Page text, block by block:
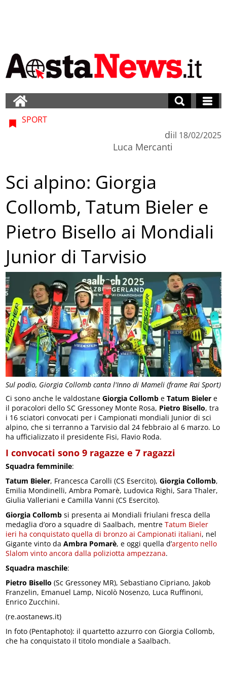
Sul podio, Giorgia Collomb canta l'Inno di Mameli (frame Rai Sport)
SPORT
di
Luca Mercanti
il 18/02/2025
Sci alpino: Giorgia
Collomb, Tatum Bieler e
Pietro Bisello ai Mondiali
Junior di Tarvisio
Ci sono anche le valdostaneGiorgia Collomb eTatum Bieler e
il poracolori dello SC Gressoney Monte Rosa, Pietro Bisello, tra
i 16 sciatori convocati per i Campionati mondiali Junior di sci
alpino, che si terranno a Tarvisio dal 24 febbraio al 6 marzo. Lo
ha ufficializzato il presidente Fisi, Flavio Roda.
I convocati sono 9 ragazze e 7 ragazzi
Squadra femminile:
Tatum Bieler, Francesca Carolli (CS Esercito),Giorgia Collomb,
Emilia Mondinelli, Ambra Pomarè, Ludovica Righi, Sara Thaler,
Giulia Valleriani e Camilla Vanni (CS Esercito).
Giorgia Collomb si presenta ai Mondiali friulani fresca della
medaglia d’oro a squadre di Saalbach, mentreTatum Bieler
ieri ha conquistato quella di bronzo ai Campionati italiani, nel
Gigante vinto daAmbra Pomarè, e oggi quella d’argento nello
Slalom vinto ancora dalla poliziotta ampezzana.
Squadra maschile:
Pietro Bisello (Sc Gressoney MR), Sebastiano Cipriano, Jakob
Franzelin, Emanuel Lamp, Nicolò Nosenzo, Luca Ruffinoni,
Enrico Zucchini.
(re.aostanews.it)
In foto (Pentaphoto): il quartetto azzurro con Giorgia Collomb,
che ha conquistato il titolo mondiale a Saalbach.